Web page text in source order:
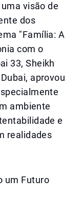
visão de
dos
"Família: A
com o
33, Sheikh
aprovou
ambiente
e
realidades
um Futuro